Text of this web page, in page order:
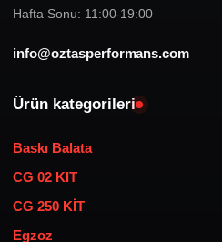
Hafta Sonu: 11:00-19:00
info@oztasperformans.com
Ürün kategorileri
Baskı Balata
CG 02 KIT
CG 250 KİT
Egzoz